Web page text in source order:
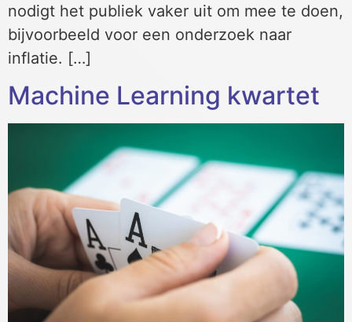
nodigt het publiek vaker uit om mee te doen,
bijvoorbeeld voor een onderzoek naar
inflatie. […]
Machine Learning kwartet